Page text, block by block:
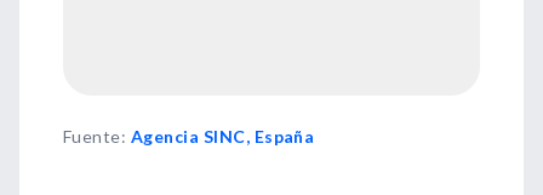
Fuente: Agencia SINC, España